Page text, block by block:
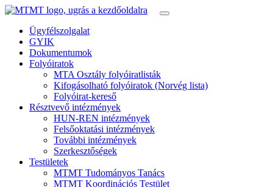
Ügyfélszolgalat
GYIK
Dokumentumok
Folyóiratok
MTA Osztály folyóiratlisták
Kifogásolható folyóiratok (Norvég lista)
Folyóirat-kereső
Résztvevő intézmények
HUN-REN intézmények
Felsőoktatási intézmények
További intézmények
Szerkesztőségek
Testületek
MTMT Tudományos Tanács
MTMT Koordinációs Testület